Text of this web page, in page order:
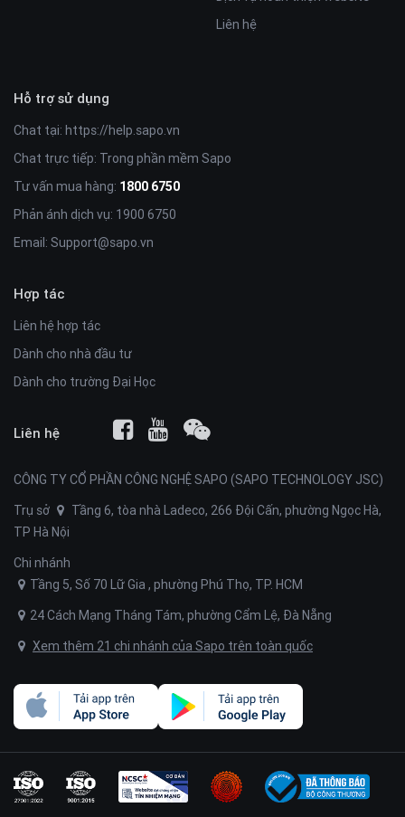
Liên hệ
Hỗ trợ sử dụng
Chat tại: https://help.sapo.vn
Chat trực tiếp: Trong phần mềm Sapo
Tư vấn mua hàng: 1800 6750
Phản ánh dịch vụ: 1900 6750
Email: Support@sapo.vn
Hợp tác
Liên hệ hợp tác
Dành cho nhà đầu tư
Dành cho trường Đại Học
Liên hệ
CÔNG TY CỔ PHẦN CÔNG NGHỆ SAPO (SAPO TECHNOLOGY JSC)
Trụ sở
Tầng 6, tòa nhà Ladeco, 266 Đội Cấn, phường Ngọc Hà,
TP Hà Nội
Chi nhánh
Tầng 5, Số 70 Lữ Gia , phường Phú Thọ, TP. HCM
24 Cách Mạng Tháng Tám, phường Cẩm Lệ, Đà Nẵng
Xem thêm 21 chi nhánh của Sapo trên toàn quốc